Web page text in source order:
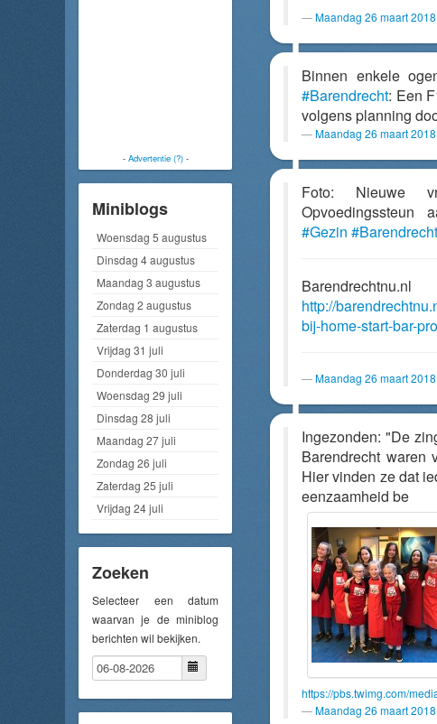
- Advertentie (?)-
Miniblogs
Woensdag 5 augustus
Dinsdag 4 augustus
Maandag 3 augustus
Zondag 2 augustus
Zaterdag 1 augustus
Vrijdag 31 juli
Donderdag 30 juli
Woensdag 29 juli
Dinsdag 28 juli
Maandag 27 juli
Zondag 26 juli
Zaterdag 25 juli
Vrijdag 24 juli
Zoeken
Selecteer een datum
waarvan je de miniblog
berichten wil bekijken.
Maandag 26 maart
Binnen enkele
#Barendrecht: Een
volgens planning
Maandag 26 maart
Foto: Nieuwe
#Gezin #Barendrecht
Barendrechtnu.nl
http://
bij-home-start-bar-
Maandag 26 maart
Ingezonden: "De
Barendrecht waren
Hier vinden ze dat
eenzaamheid be
https://pbs.twimg.com/
Maandag 26 maart